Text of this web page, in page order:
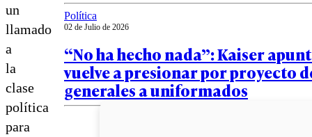
un
llamado
a
la
clase
política
para
Política
02 de Julio de 2026
“No ha hecho nada”: Kaiser
vuelve a presionar por proyecto
generales a uniformados